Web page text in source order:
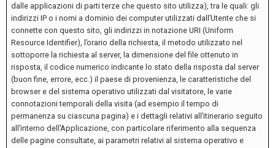
dalle applicazioni di parti terze che questo sito utilizza), tra le quali: gli
indirizzi IP o i nomi a dominio dei computer utilizzati dall’Utente che si
connette con questo sito, gli indirizzi in notazione URI (Uniform
Resource Identifier), l’orario della richiesta, il metodo utilizzato nel
sottoporre la richiesta al server, la dimensione del file ottenuto in
risposta, il codice numerico indicante lo stato della risposta dal server
(buon fine, errore, ecc.) il paese di provenienza, le caratteristiche del
browser e del sistema operativo utilizzati dal visitatore, le varie
connotazioni temporali della visita (ad esempio il tempo di
permanenza su ciascuna pagina) e i dettagli relativi all’itinerario seguito
all’interno dell’Applicazione, con particolare riferimento alla sequenza
delle pagine consultate, ai parametri relativi al sistema operativo e